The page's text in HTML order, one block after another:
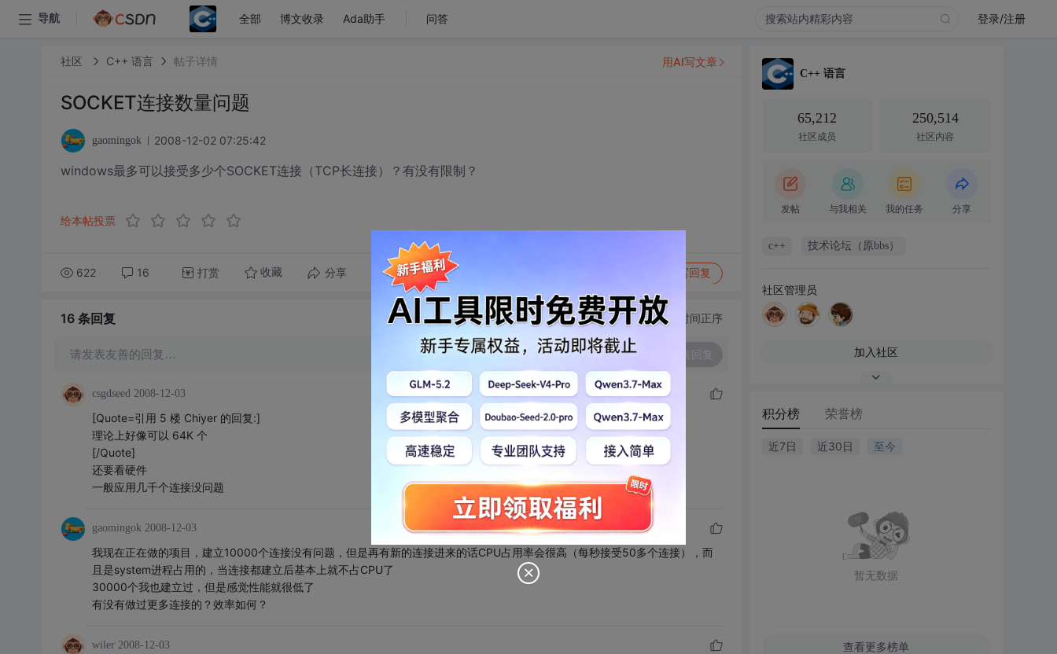
导航 全部 博文收录 Ada助手 问答 登录/注册
社区 C++ 语言 帖子详情
SOCKET连接数量问题
gaomingok 2008-12-02 07:25:42
windows最多可以接受多少个SOCKET连接（TCP长连接）？有没有限制？
给本帖投票
622 16 打赏 收藏 分享 转发到动态 写回复
用AI写文章
16 条回复 切换为时间正序
请发表友善的回复…
csgdseed 2008-12-03
[Quote=引用 5 楼 Chiyer 的回复:]
理论上好像可以 64K 个
[/Quote]
还要看硬件
一般应用几千个连接没问题
gaomingok 2008-12-03
我现在正在做的项目，建立10000个连接没有问题，但是再有新的连接进来的话CPU占用率会很高（每秒接受50多个连接），而
且是system进程占用的，当连接都建立后基本上就不占CPU了
30000个我也建立过，但是感觉性能就很低了
有没有做过更多连接的？效率如何？
wiler 2008-12-03
C++ 语言
65,212
社区成员
250,514
社区内容
发帖 与我相关 我的任务 分享
c++ 技术论坛（原bbs）
社区管理员
加入社区
积分榜 荣誉榜
近7日 近30日 至今
暂无数据
查看更多榜单